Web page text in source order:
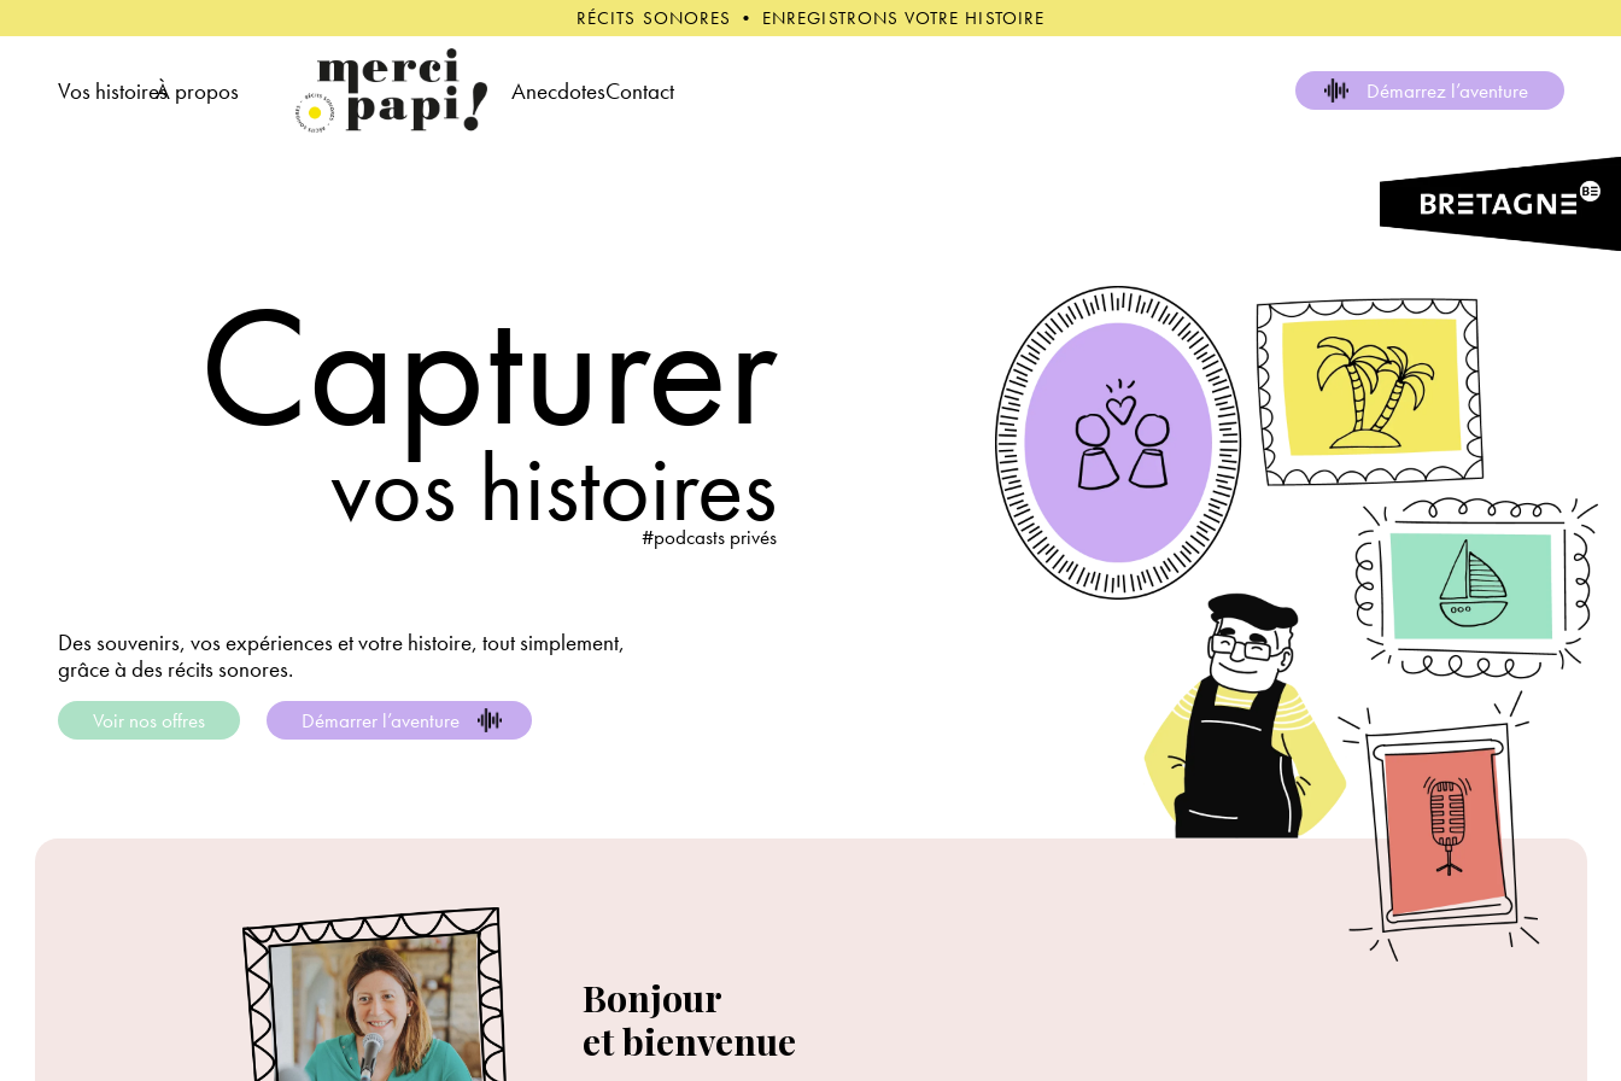
RÉCITS SONORES • ENREGISTRONS VOTRE HISTOIRE
Vos histoiresÀ propos AnecdotesContact Démarrez l’aventure
Capturer
vos histoires
#podcasts privés
Des souvenirs, vos expériences et votre histoire, tout simplement,
grâce à des récits sonores.
Voir nos offres Démarrer l’aventure
Bonjour
et bienvenue